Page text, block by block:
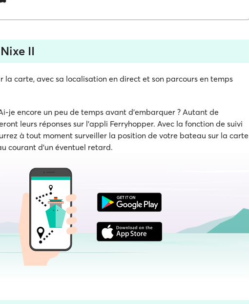
II
la carte, avec sa localisation en direct et son parcours en temps
je encore un peu de temps avant d'embarquer ? Autant de
leurs réponses sur l'appli Ferryhopper. Avec la fonction de suivi
à tout moment surveiller la position de votre bateau sur la carte
courant d'un éventuel retard.